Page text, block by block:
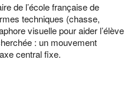
de l’école française de
techniques (chasse,
visuelle pour aider l’élève
: un mouvement
central fixe.